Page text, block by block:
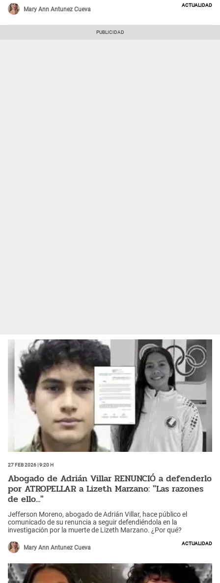
Mary Ann Antunez Cueva
Actualidad
27 Feb 2026 | 9:20 h
Abogado de Adrián Villar RENUNCIÓ a defenderlo
por ATROPELLAR a Lizeth Marzano: "Las razones
de ello..."
Jefferson Moreno, abogado de Adrián Villar, hace público el
comunicado de su renuncia a seguir defendiéndola en la
investigación por la muerte de Lizeth Marzano. ¿Por qué?
Mary Ann Antunez Cueva
Actualidad